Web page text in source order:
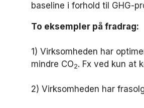
baseline i forhold til GHG-
To eksempler på fradrag:
1) Virksomheden har
mindre CO2. Fx ved kun at
2) Virksomheden har